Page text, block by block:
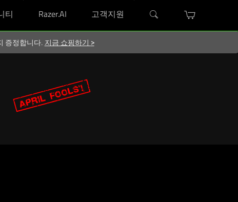
티 Razer.AI 고객지원
증정합니다. 지금 쇼핑하기 >